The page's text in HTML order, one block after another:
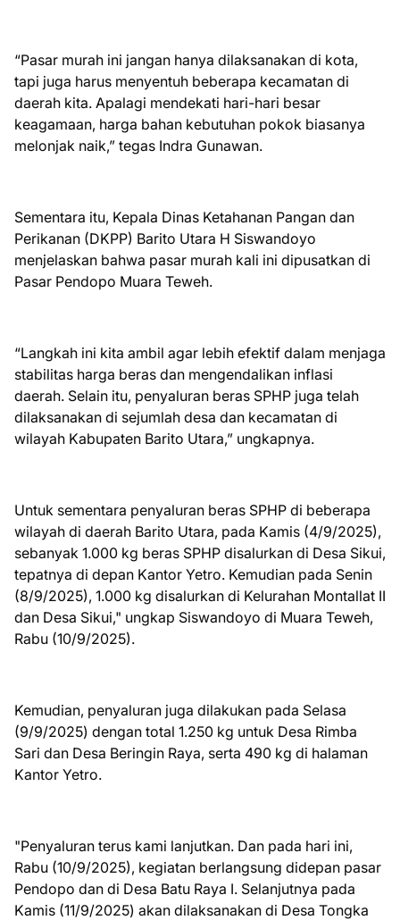
“Pasar murah ini jangan hanya dilaksanakan di kota,
tapi juga harus menyentuh beberapa kecamatan di
daerah kita. Apalagi mendekati hari-hari besar
keagamaan, harga bahan kebutuhan pokok biasanya
melonjak naik,” tegas Indra Gunawan.
Sementara itu, Kepala Dinas Ketahanan Pangan dan
Perikanan (DKPP) Barito Utara H Siswandoyo
menjelaskan bahwa pasar murah kali ini dipusatkan di
Pasar Pendopo Muara Teweh.
“Langkah ini kita ambil agar lebih efektif dalam menjaga
stabilitas harga beras dan mengendalikan inflasi
daerah. Selain itu, penyaluran beras SPHP juga telah
dilaksanakan di sejumlah desa dan kecamatan di
wilayah Kabupaten Barito Utara,” ungkapnya.
Untuk sementara penyaluran beras SPHP di beberapa
wilayah di daerah Barito Utara, pada Kamis (4/9/2025),
sebanyak 1.000 kg beras SPHP disalurkan di Desa Sikui,
tepatnya di depan Kantor Yetro. Kemudian pada Senin
(8/9/2025), 1.000 kg disalurkan di Kelurahan Montallat II
dan Desa Sikui," ungkap Siswandoyo di Muara Teweh,
Rabu (10/9/2025).
Kemudian, penyaluran juga dilakukan pada Selasa
(9/9/2025) dengan total 1.250 kg untuk Desa Rimba
Sari dan Desa Beringin Raya, serta 490 kg di halaman
Kantor Yetro.
"Penyaluran terus kami lanjutkan. Dan pada hari ini,
Rabu (10/9/2025), kegiatan berlangsung didepan pasar
Pendopo dan di Desa Batu Raya I. Selanjutnya pada
Kamis (11/9/2025) akan dilaksanakan di Desa Tongka